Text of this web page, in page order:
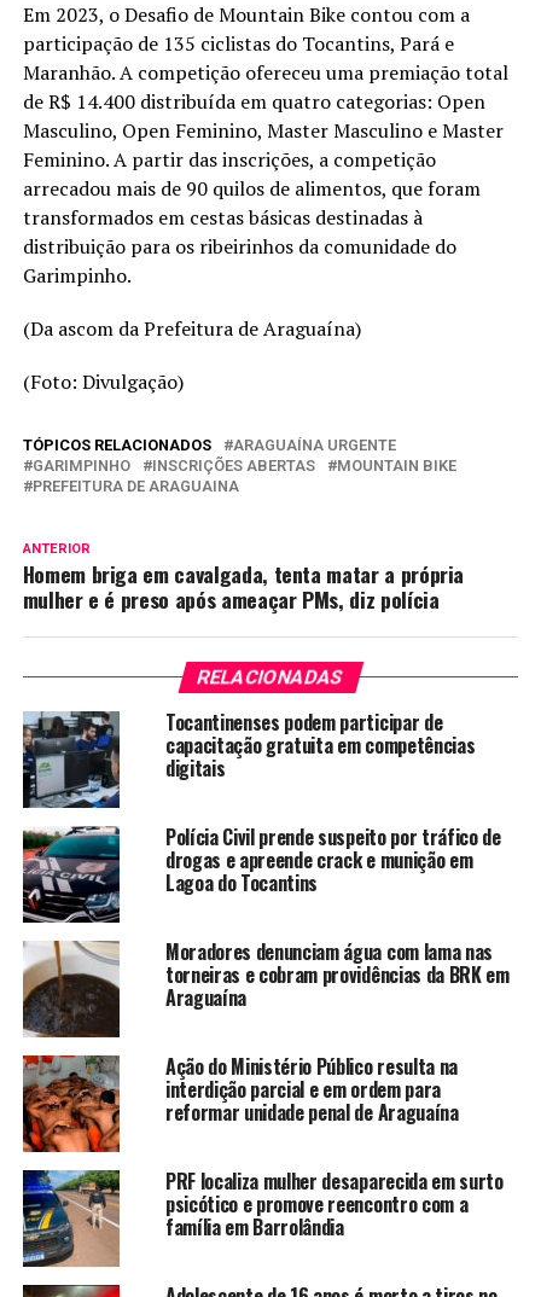
Em 2023, o Desafio de Mountain Bike contou com a
participação de 135 ciclistas do Tocantins, Pará e
Maranhão. A competição ofereceu uma premiação total
de R$ 14.400 distribuída em quatro categorias: Open
Masculino, Open Feminino, Master Masculino e Master
Feminino. A partir das inscrições, a competição
arrecadou mais de 90 quilos de alimentos, que foram
transformados em cestas básicas destinadas à
distribuição para os ribeirinhos da comunidade do
Garimpinho.
(Da ascom da Prefeitura de Araguaína)
(Foto: Divulgação)
TÓPICOS RELACIONADOS
ARAGUAÍNA URGENTE
GARIMPINHO
INSCRIÇÕES ABERTAS
MOUNTAIN BIKE
PREFEITURA DE ARAGUAINA
ANTERIOR
Homem briga em cavalgada, tenta matar a própria
mulher e é preso após ameaçar PMs, diz polícia
RELACIONADAS
Tocantinenses podem participar de
capacitação gratuita em competências
digitais
Polícia Civil prende suspeito por tráfico de
drogas e apreende crack e munição em
Lagoa do Tocantins
Moradores denunciam água com lama nas
torneiras e cobram providências da BRK em
Araguaína
Ação do Ministério Público resulta na
interdição parcial e em ordem para
reformar unidade penal de Araguaína
PRF localiza mulher desaparecida em surto
psicótico e promove reencontro com a
família em Barrolândia